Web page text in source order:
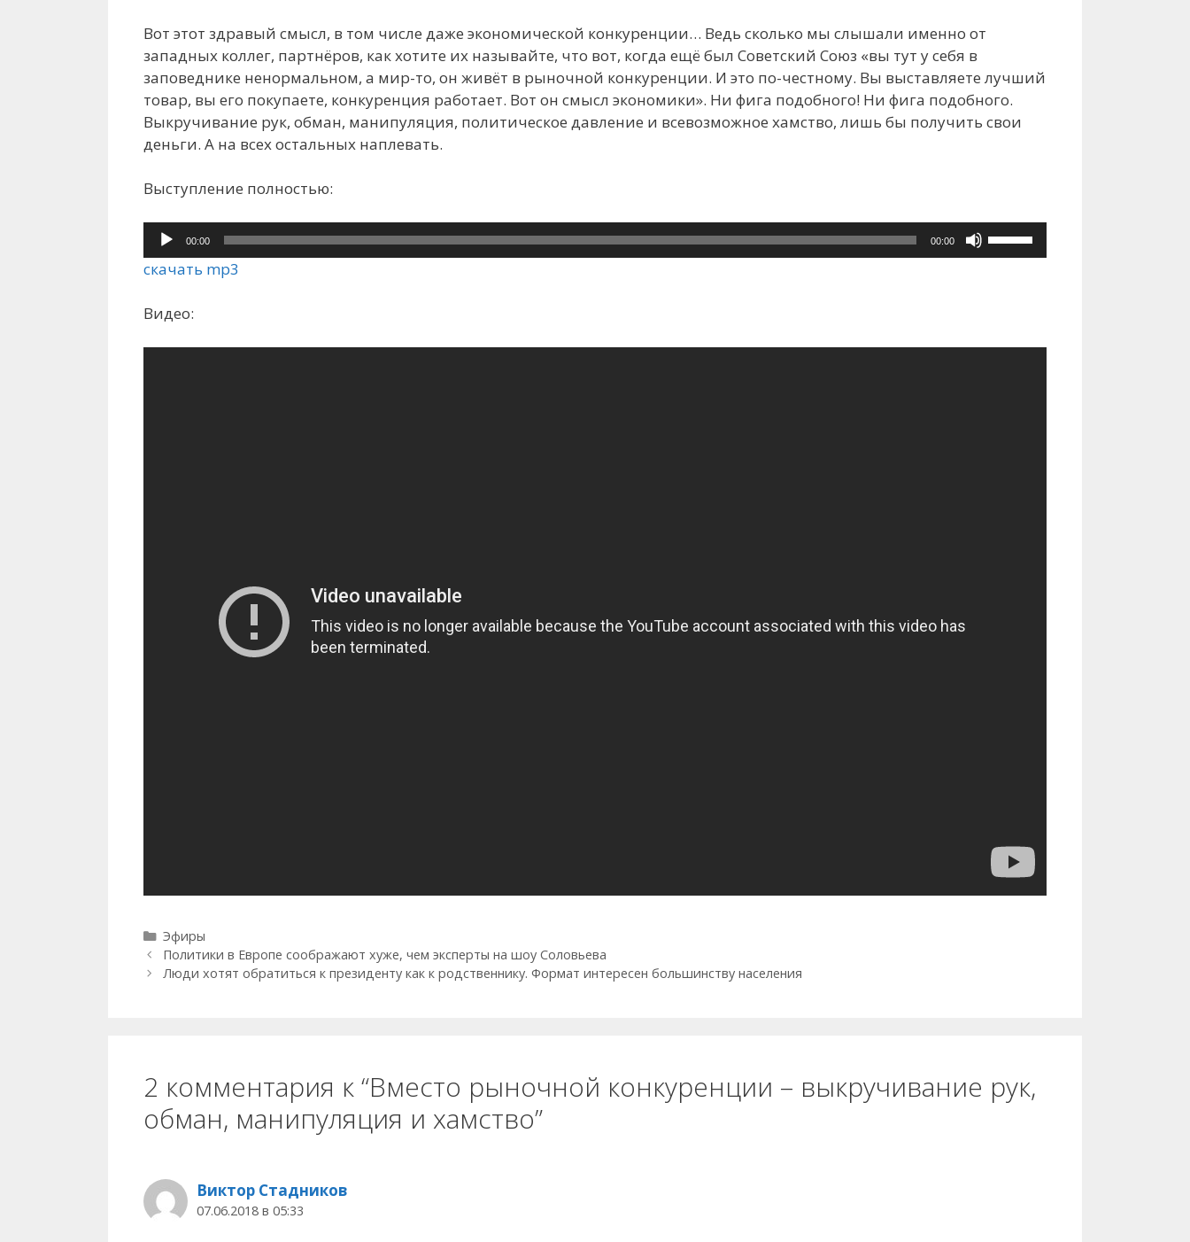
Вот этот здравый смысл, в том числе даже экономической конкуренции… Ведь сколько мы слышали именно от
западных коллег, партнёров, как хотите их называйте, что вот, когда ещё был Советский Союз «вы тут у себя в
заповеднике ненормальном, а мир-то, он живёт в рыночной конкуренции. И это по-честному. Вы выставляете лучший
товар, вы его покупаете, конкуренция работает. Вот он смысл экономики». Ни фига подобного! Ни фига подобного.
Выкручивание рук, обман, манипуляция, политическое давление и всевозможное хамство, лишь бы получить свои
деньги. А на всех остальных наплевать.
Выступление полностью:
Аудиоплеер
00:00 00:00
клавиши
скачать mp3
Видео:
Рубрики
Эфиры
Политики в Европе соображают хуже, чем эксперты на шоу Соловьева
Люди хотят обратиться к президенту как к родственнику. Формат интересен большинству населения
2 комментария к “Вместо рыночной конкуренции – выкручивание рук,
обман, манипуляция и хамство”
Виктор Стадников
07.06.2018 в 05:33